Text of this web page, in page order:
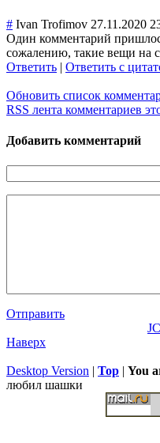
# Ivan Trofimov 27.11.2020
Один комментарий
сожалению, такие вещи на
Ответить | Ответить с
Обновить список
RSS лента комментариев
Добавить комментарий
Отправить
Наверх
Desktop Version | Top | You
любил шашки